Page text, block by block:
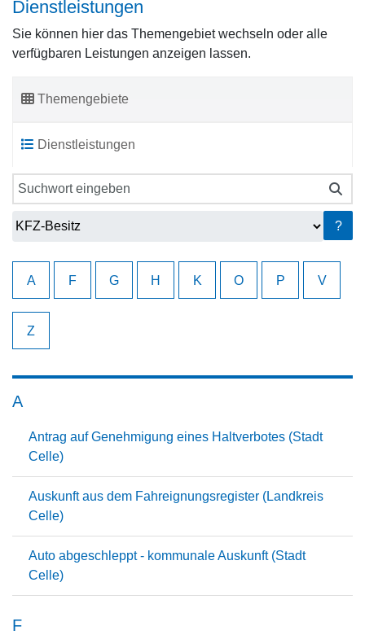
Dienstleistungen
Sie können hier das Themengebiet wechseln oder alle
verfügbaren Leistungen anzeigen lassen.
Themengebiete
Dienstleistungen
Sie können hier das Themengebiet wechseln oder alle ?
A F G H K O P V
Z
A
Antrag auf Genehmigung eines Haltverbotes (Stadt
Celle)
Auskunft aus dem Fahreignungsregister (Landkreis
Celle)
Auto abgeschleppt - kommunale Auskunft (Stadt
Celle)
F